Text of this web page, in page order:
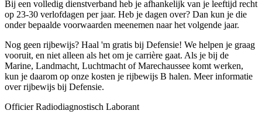
Bij een volledig dienstverband heb je afhankelijk van je leeftijd recht
op 23-30 verlofdagen per jaar. Heb je dagen over? Dan kun je die
onder bepaalde voorwaarden meenemen naar het volgende jaar.
Nog geen rijbewijs? Haal 'm gratis bij Defensie! We helpen je graag
vooruit, en niet alleen als het om je carrière gaat. Als je bij de
Marine, Landmacht, Luchtmacht of Marechaussee komt werken,
kun je daarom op onze kosten je rijbewijs B halen. Meer informatie
over rijbewijs bij Defensie.
Officier Radiodiagnostisch Laborant